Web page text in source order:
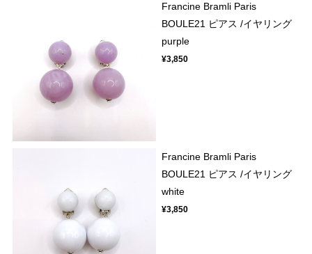
Francine Bramli Paris
BOULE21 ピアス /イヤリング
purple
¥3,850
Francine Bramli Paris
BOULE21 ピアス /イヤリング
white
¥3,850